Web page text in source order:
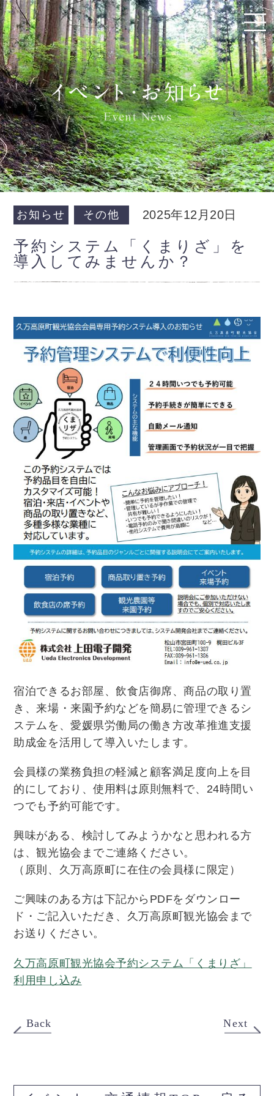
お知らせ その他 2025年12月20日
予約システム「くまりざ」を
導入してみませんか？
宿泊できるお部屋、飲食店御席、商品の取り置
き、来場・来園予約などを簡易に管理できるシ
ステムを、愛媛県労働局の働き方改革推進支援
助成金を活用して導入いたします。
会員様の業務負担の軽減と顧客満足度向上を目
的にしており、使用料は原則無料で、24時間い
つでも予約可能です。
興味がある、検討してみようかなと思われる方
は、観光協会までご連絡ください。
（原則、久万高原町に在住の会員様に限定）
ご興味のある方は下記からPDFをダウンロー
ド・ご記入いただき、久万高原町観光協会まで
お送りください。
久万高原町観光協会予約システム「くまりざ」
利用申し込み
Back Next